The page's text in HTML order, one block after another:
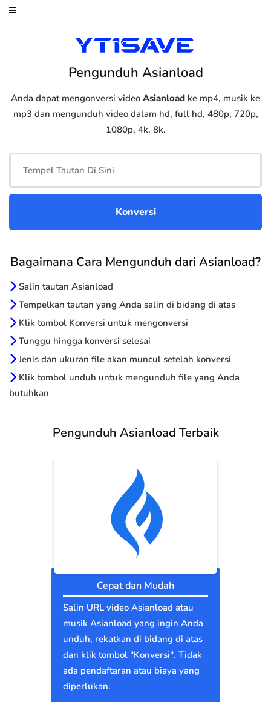
Pengunduh Asianload
Anda dapat mengonversi video Asianload ke mp4, musik ke
mp3 dan mengunduh video dalam hd, full hd, 480p, 720p,
1080p, 4k, 8k.
Bagaimana Cara Mengunduh dari Asianload?
Salin tautan Asianload
Tempelkan tautan yang Anda salin di bidang di atas
Klik tombol Konversi untuk mengonversi
Tunggu hingga konversi selesai
Jenis dan ukuran file akan muncul setelah konversi
Klik tombol unduh untuk mengunduh file yang Anda
butuhkan
Pengunduh Asianload Terbaik
Cepat dan Mudah
Salin URL video Asianload atau
musik Asianload yang ingin Anda
unduh, rekatkan di bidang di atas
dan klik tombol "Konversi". Tidak
ada pendaftaran atau biaya yang
diperlukan.